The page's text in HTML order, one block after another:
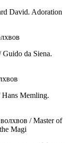
/ Master of
Magi